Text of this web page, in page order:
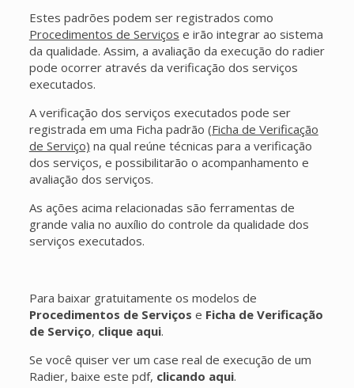
Estes padrões podem ser registrados como
Procedimentos de Serviços e irão integrar ao sistema
da qualidade. Assim, a avaliação da execução do radier
pode ocorrer através da verificação dos serviços
executados.
A verificação dos serviços executados pode ser
registrada em uma Ficha padrão (Ficha de Verificação
de Serviço) na qual reúne técnicas para a verificação
dos serviços, e possibilitarão o acompanhamento e
avaliação dos serviços.
As ações acima relacionadas são ferramentas de
grande valia no auxílio do controle da qualidade dos
serviços executados.
Para baixar gratuitamente os modelos de
Procedimentos de Serviços e Ficha de Verificação
de Serviço, clique aqui.
Se você quiser ver um case real de execução de um
Radier, baixe este pdf, clicando aqui.